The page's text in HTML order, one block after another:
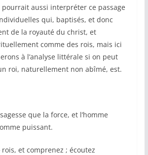
aussi interpréter ce passage
qui, baptisés, et donc
de la royauté du christ, et
comme des rois, mais ici
à l’analyse littérale si on peut
roi, naturellement non abîmé, est.
que la force, et l’homme
puissant.
rois, et comprenez ; écoutez